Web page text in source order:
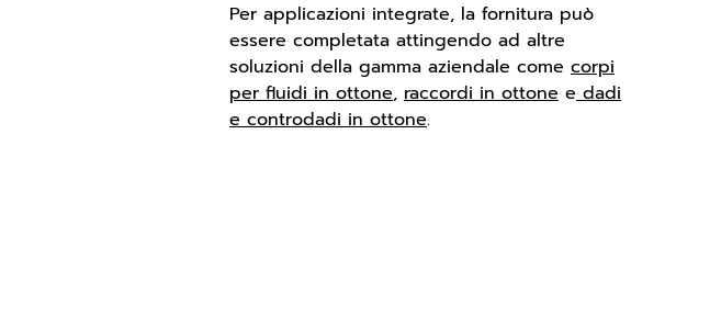
Per applicazioni integrate, la fornitura può
essere completata attingendo ad altre
soluzioni della gamma aziendale come corpi
per fluidi in ottone, raccordi in ottone edadi
e controdadi in ottone.